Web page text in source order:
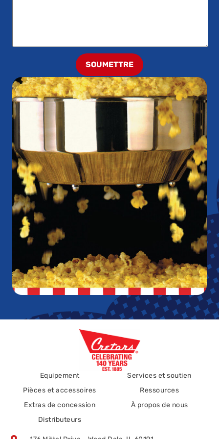
SOUMETTRE
Equipement
Pièces et accessoires
Extras de concession
Distributeurs
Services et soutien
Ressources
À propos de nous